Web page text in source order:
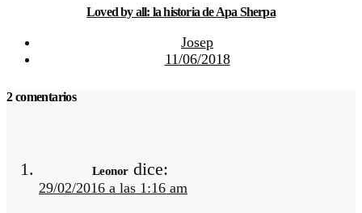
Loved by all: la historia de Apa Sherpa
Josep
11/06/2018
2 comentarios
Leonor dice:
29/02/2016 a las 1:16 am